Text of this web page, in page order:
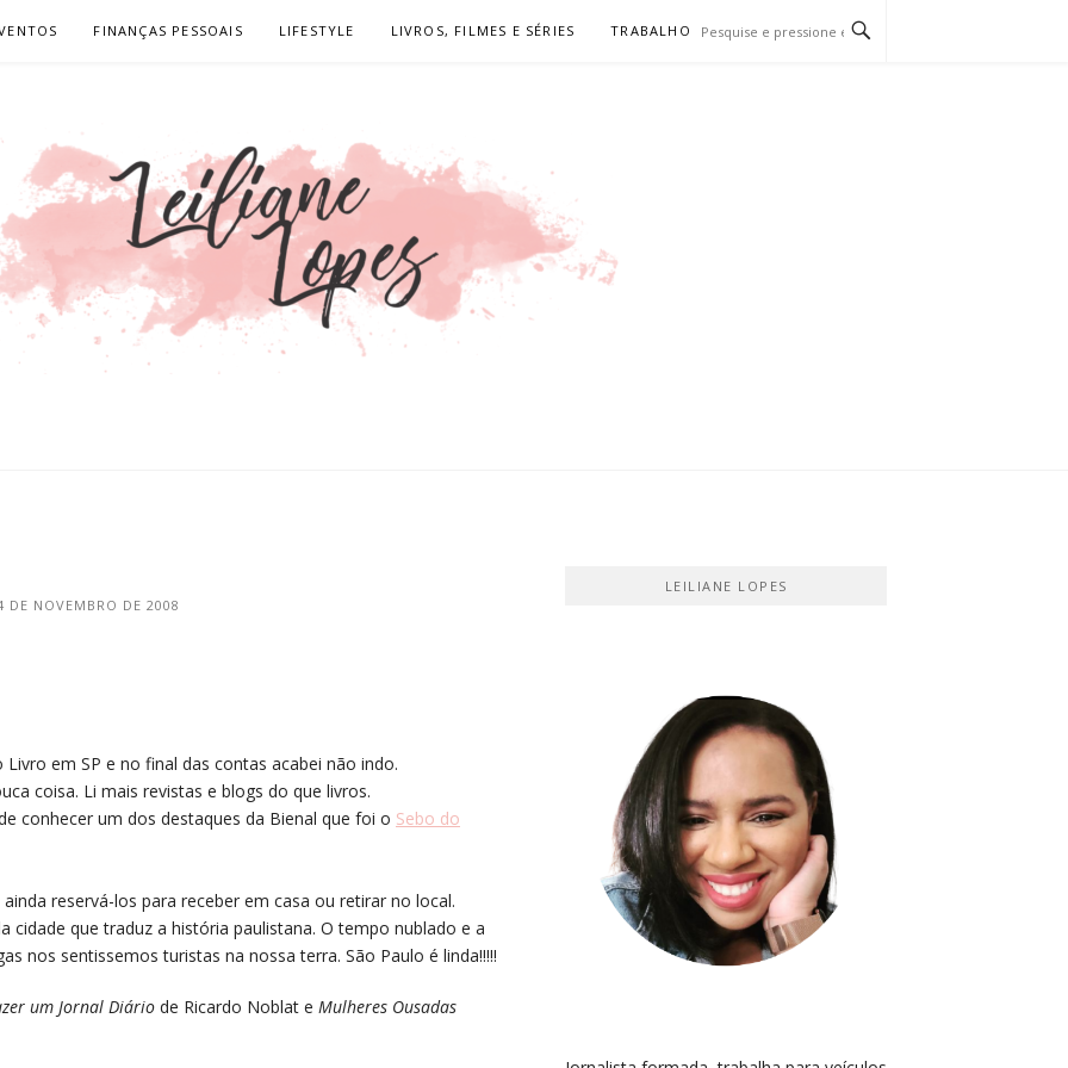
FINANÇAS PESSOAIS LIFESTYLE LIVROS, FILMES E SÉRIES TRABALHO
DE NOVEMBRO DE 2008
em SP e no final das contas acabei não indo.
coisa. Li mais revistas e blogs do que livros.
conhecer um dos destaques da Bienal que foi o Sebo do
reservá-los para receber em casa ou retirar no local.
cidade que traduz a história paulistana. O tempo nublado e a
nos sentissemos turistas na nossa terra. São Paulo é linda!!!!!
um Jornal Diário de Ricardo Noblat e Mulheres Ousadas
LEILIANE LOPES